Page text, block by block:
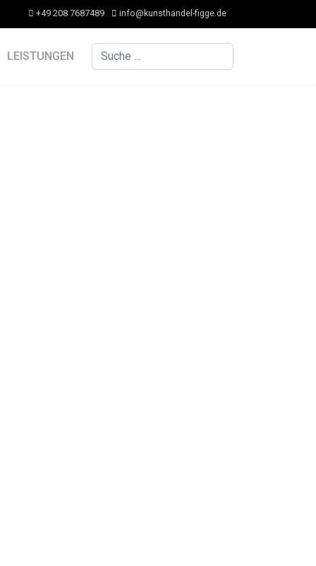
+49 208 7687489 info@kunsthandel-figge.de
LEISTUNGEN Suchen